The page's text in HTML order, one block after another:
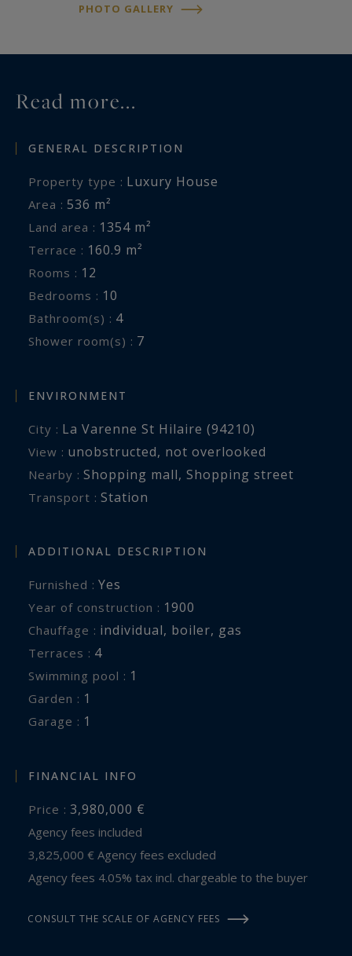
PHOTO GALLERY
Read more...
GENERAL DESCRIPTION
Property type : Luxury House
Area : 536 m²
Land area : 1354 m²
Terrace : 160.9 m²
Rooms : 12
Bedrooms : 10
Bathroom(s) : 4
Shower room(s) : 7
ENVIRONMENT
City : La Varenne St Hilaire (94210)
View : unobstructed, not overlooked
Nearby : Shopping mall, Shopping street
Transport : Station
ADDITIONAL DESCRIPTION
Furnished : Yes
Year of construction : 1900
Chauffage : individual, boiler, gas
terraces : 4
swimming pool : 1
garden : 1
garage : 1
FINANCIAL INFO
Price : 3,980,000 €
Agency fees included
3,825,000 € Agency fees excluded
Agency fees 4.05% tax incl. chargeable to the buyer
CONSULT THE SCALE OF AGENCY FEES